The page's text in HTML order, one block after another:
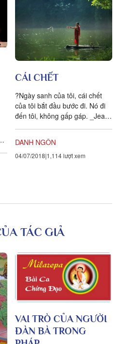
CÁI CHẾT
?Ngày sanh của tôi, cái chết
của tôi bắt đầu bước đi. Nó đi
đến tôi, không gấp gáp. _Jean
DANH NGÔN
04/07/2018 1,114 lượt xem
TÁC GIẢ
VAI TRÒ CỦA NGƯỜI
ĐÀN BÀ TRONG